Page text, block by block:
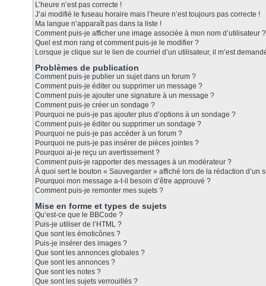
L’heure n’est pas correcte !
J’ai modifié le fuseau horaire mais l’heure n’est toujours pas correcte !
Ma langue n’apparaît pas dans la liste !
Comment puis-je afficher une image associée à mon nom d’utilisateur ?
Quel est mon rang et comment puis-je le modifier ?
Lorsque je clique sur le lien de courriel d’un utilisateur, il m’est
Problèmes de publication
Comment puis-je publier un sujet dans un forum ?
Comment puis-je éditer ou supprimer un message ?
Comment puis-je ajouter une signature à un message ?
Comment puis-je créer un sondage ?
Pourquoi ne puis-je pas ajouter plus d’options à un sondage ?
Comment puis-je éditer ou supprimer un sondage ?
Pourquoi ne puis-je pas accéder à un forum ?
Pourquoi ne puis-je pas insérer de pièces jointes ?
Pourquoi ai-je reçu un avertissement ?
Comment puis-je rapporter des messages à un modérateur ?
À quoi sert le bouton « Sauvegarder » affiché lors de la rédaction d’un
Pourquoi mon message a-t-il besoin d’être approuvé ?
Comment puis-je remonter mes sujets ?
Mise en forme et types de sujets
Qu’est-ce que le BBCode ?
Puis-je utiliser de l’HTML ?
Que sont les émoticônes ?
Puis-je insérer des images ?
Que sont les annonces globales ?
Que sont les annonces ?
Que sont les notes ?
Que sont les sujets verrouillés ?